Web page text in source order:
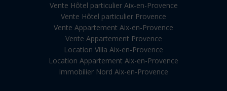
Vente Hôtel particulier Aix-en-Provence
Vente Hôtel particulier Provence
Vente Appartement Aix-en-Provence
Vente Appartement Provence
Location Villa Aix-en-Provence
Location Appartement Aix-en-Provence
Immobilier Nord Aix-en-Provence